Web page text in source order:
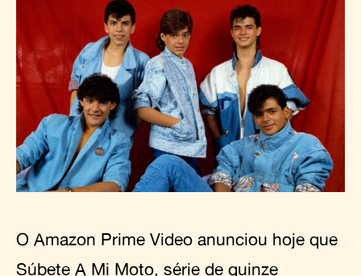
O Amazon Prime Video anunciou hoje que
Súbete A Mi Moto, série de quinze